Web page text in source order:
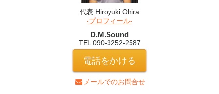
代表 Hiroyuki Ohira
-プロフィール-
D.M.Sound
TEL 090-3252-2587
電話をかける
メールでのお問合せ